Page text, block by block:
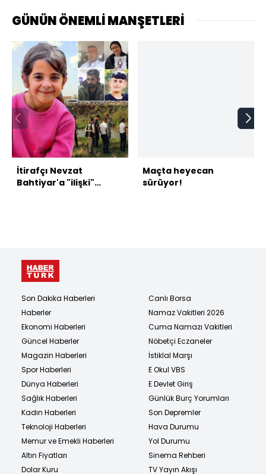
GÜNÜN ÖNEMLİ MANŞETLERİ
İtirafçı Nevzat
Bahtiyar'a "ilişki"
Maçta heyecan
sürüyor!
Son Dakika Haberleri
Haberler
Ekonomi Haberleri
Güncel Haberler
Magazin Haberleri
Spor Haberleri
Dünya Haberleri
Sağlık Haberleri
Kadın Haberleri
Teknoloji Haberleri
Memur ve Emekli Haberleri
Altın Fiyatları
Dolar Kuru
Canlı Borsa
Namaz Vakitleri 2026
Cuma Namazı Vakitleri
Nöbetçi Eczaneler
İstiklal Marşı
E Okul VBS
E Devlet Giriş
Günlük Burç Yorumları
Son Depremler
Hava Durumu
Yol Durumu
Sinema Rehberi
TV Yayın Akışı